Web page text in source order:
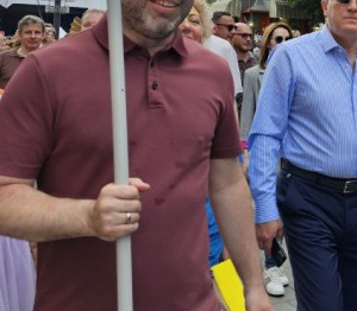
Информация о результатах
проверок
Муниципальный контроль